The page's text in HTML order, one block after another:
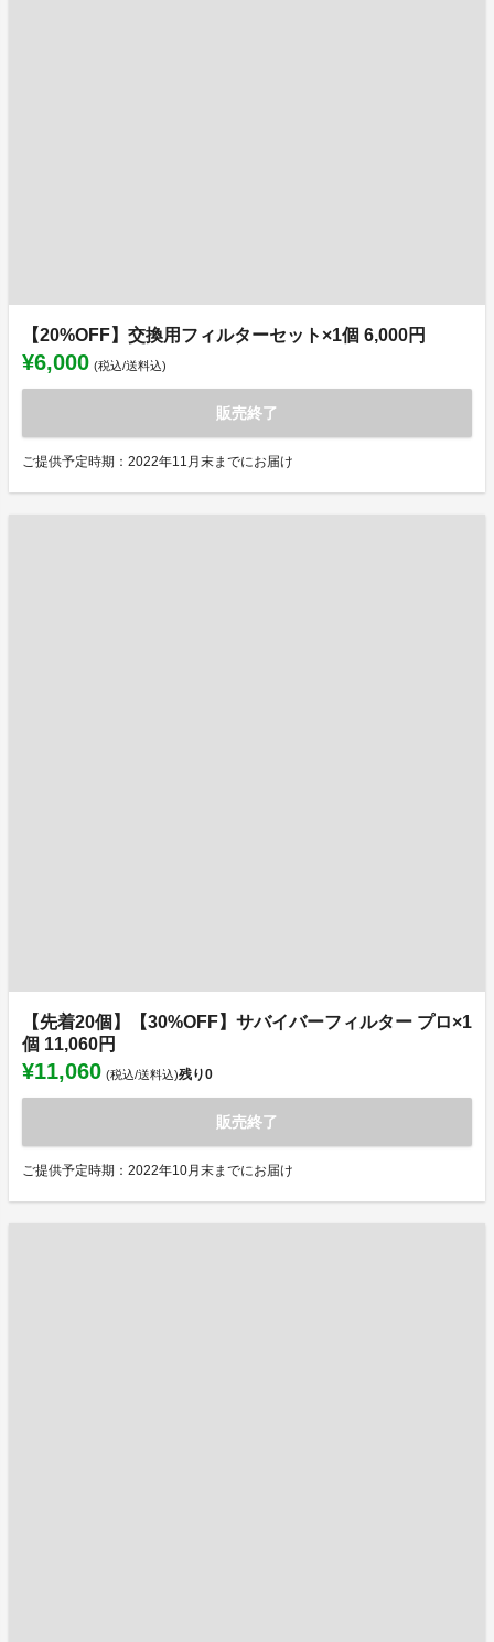
【20%OFF】交換用フィルターセット×1個 6,000円
¥6,000 (税込/送料込)
販売終了
ご提供予定時期：2022年11月末までにお届け
【先着20個】【30%OFF】サバイバーフィルター プロ×1
個 11,060円
¥11,060 (税込/送料込)残り0
販売終了
ご提供予定時期：2022年10月末までにお届け